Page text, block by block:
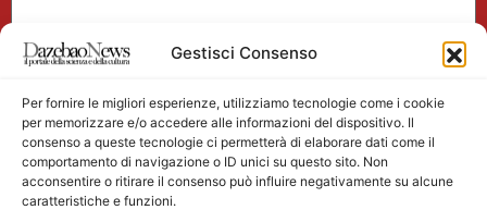
Gestisci Consenso
Per fornire le migliori esperienze, utilizziamo tecnologie come i cookie
per memorizzare e/o accedere alle informazioni del dispositivo. Il
consenso a queste tecnologie ci permetterà di elaborare dati come il
comportamento di navigazione o ID unici su questo sito. Non
acconsentire o ritirare il consenso può influire negativamente su alcune
caratteristiche e funzioni.
Nome